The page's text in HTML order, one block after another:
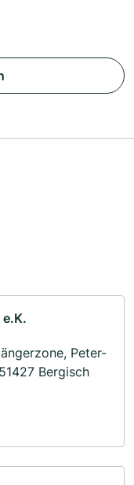
Peter-
Bergisch